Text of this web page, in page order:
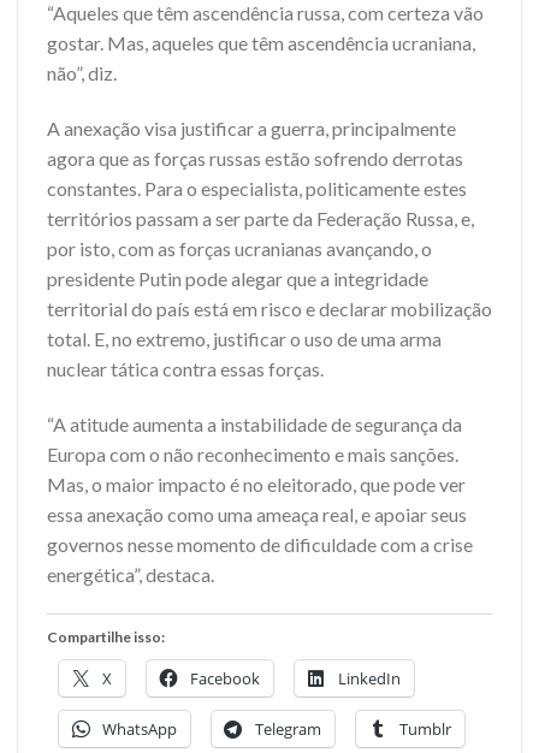
“Aqueles que têm ascendência russa, com certeza vão
gostar. Mas, aqueles que têm ascendência ucraniana,
não”, diz.
A anexação visa justificar a guerra, principalmente
agora que as forças russas estão sofrendo derrotas
constantes. Para o especialista, politicamente estes
territórios passam a ser parte da Federação Russa, e,
por isto, com as forças ucranianas avançando, o
presidente Putin pode alegar que a integridade
territorial do país está em risco e declarar mobilização
total. E, no extremo, justificar o uso de uma arma
nuclear tática contra essas forças.
“A atitude aumenta a instabilidade de segurança da
Europa com o não reconhecimento e mais sanções.
Mas, o maior impacto é no eleitorado, que pode ver
essa anexação como uma ameaça real, e apoiar seus
governos nesse momento de dificuldade com a crise
energética”, destaca.
Compartilhe isso:
X Facebook LinkedIn
WhatsApp Telegram Tumblr